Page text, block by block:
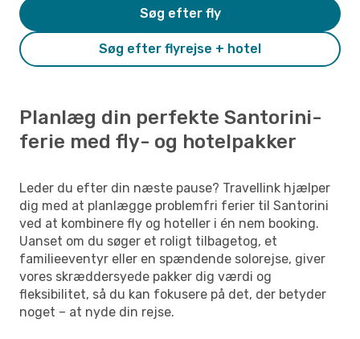
Søg efter flyrejse + hotel
Søg efter fly
Planlæg din perfekte Santorini-
ferie med fly- og hotelpakker
Leder du efter din næste pause? Travellink hjælper
dig med at planlægge problemfri ferier til Santorini
ved at kombinere fly og hoteller i én nem booking.
Uanset om du søger et roligt tilbagetog, et
familieeventyr eller en spændende solorejse, giver
vores skræddersyede pakker dig værdi og
fleksibilitet, så du kan fokusere på det, der betyder
noget – at nyde din rejse.